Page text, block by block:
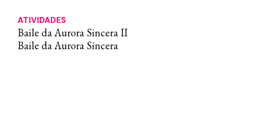
ATIVIDADES
Baile da Aurora Sincera II
Baile da Aurora Sincera